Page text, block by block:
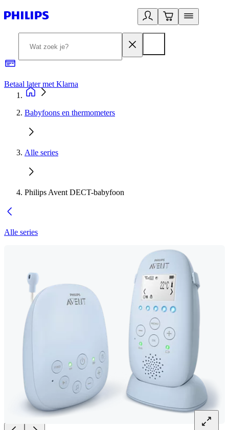
Betaal later met Klarna
Babyfoons en thermometers
Alle series
Philips Avent DECT-babyfoon
Alle series